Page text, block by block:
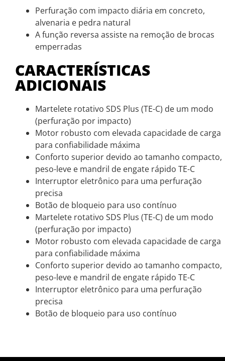
Perfuração com impacto diária em concreto,
alvenaria e pedra natural
A função reversa assiste na remoção de brocas
emperradas
CARACTERÍSTICAS
ADICIONAIS
Martelete rotativo SDS Plus (TE-C) de um modo
(perfuração por impacto)
Motor robusto com elevada capacidade de carga
para confiabilidade máxima
Conforto superior devido ao tamanho compacto,
peso-leve e mandril de engate rápido TE-C
Interruptor eletrônico para uma perfuração
precisa
Botão de bloqueio para uso contínuo
Martelete rotativo SDS Plus (TE-C) de um modo
(perfuração por impacto)
Motor robusto com elevada capacidade de carga
para confiabilidade máxima
Conforto superior devido ao tamanho compacto,
peso-leve e mandril de engate rápido TE-C
Interruptor eletrônico para uma perfuração
precisa
Botão de bloqueio para uso contínuo